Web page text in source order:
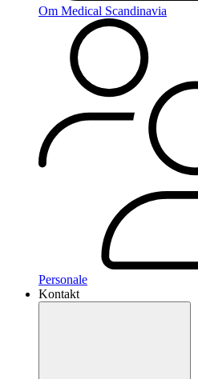
Om Medical Scandinavia
Personale
Kontakt